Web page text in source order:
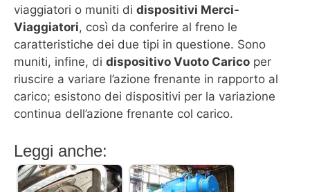
viaggiatori o muniti di dispositivi Merci-
Viaggiatori, così da conferire al freno le
caratteristiche dei due tipi in questione. Sono
muniti, infine, di dispositivo Vuoto Carico per
riuscire a variare l’azione frenante in rapporto al
carico; esistono dei dispositivi per la variazione
continua dell’azione frenante col carico.
Leggi anche: